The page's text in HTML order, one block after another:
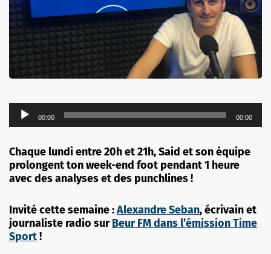
Lecteur
audio
00:00 00:00
Chaque lundi entre 20h et 21h, Said et son équipe
prolongent ton week-end foot pendant 1 heure
avec des analyses et des punchlines !
Invité cette semaine :Alexandre Seban, écrivain et
journaliste radio surBeur FM dans l’émission Time
Sport!